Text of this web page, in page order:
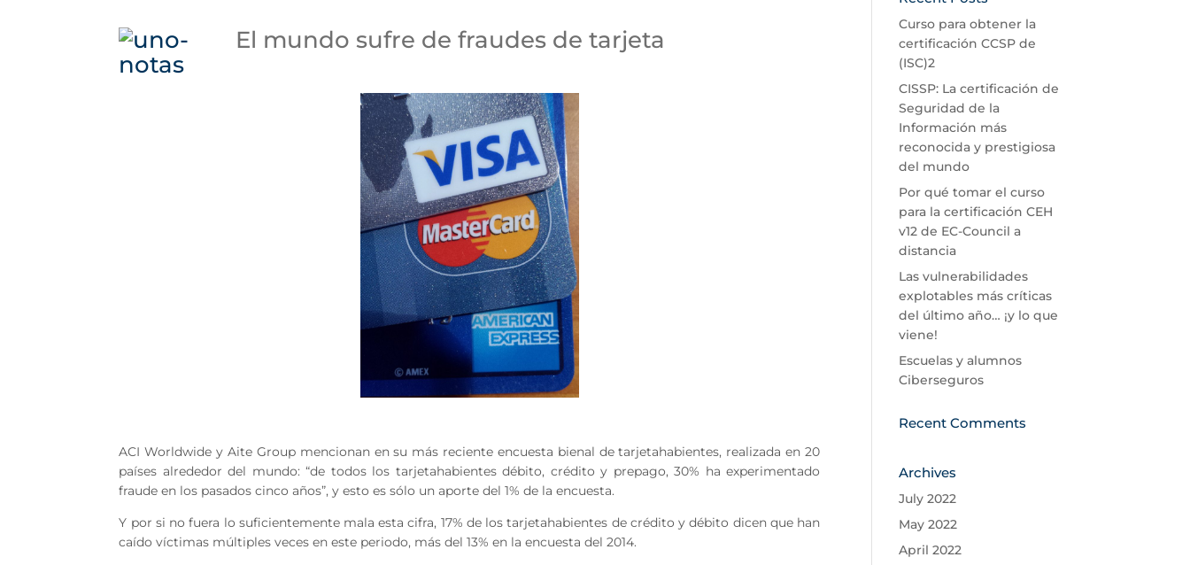
El mundo sufre de fraudes de tarjeta
ACI Worldwide y Aite Group mencionan en su más reciente encuesta bienal de tarjetahabientes, realizada en 20
países alrededor del mundo: “de todos los tarjetahabientes débito, crédito y prepago, 30% ha experimentado
fraude en los pasados cinco años”, y esto es sólo un aporte del 1% de la encuesta.
Y por si no fuera lo suficientemente mala esta cifra, 17% de los tarjetahabientes de crédito y débito dicen que han
caído víctimas múltiples veces en este periodo, más del 13% en la encuesta del 2014.
Curso para obtener la
certificación CCSP de
(ISC)2
CISSP: La certificación de
Seguridad de la
Información más
reconocida y prestigiosa
del mundo
Por qué tomar el curso
para la certificación CEH
v12 de EC-Council a
distancia
Las vulnerabilidades
explotables más críticas
del último año… ¡y lo que
viene!
Escuelas y alumnos
Ciberseguros
Recent Comments
Archives
July 2022
May 2022
April 2022